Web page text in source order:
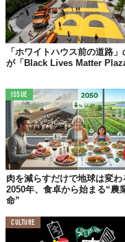
ドアを蹴り飛ばしてく
「ホワイトハウス前の道路
が「Black Lives Matter
ISSUE
肉を減らすだけで地球は変わ
2050年、食卓から始まる“農
命”
CULTURE